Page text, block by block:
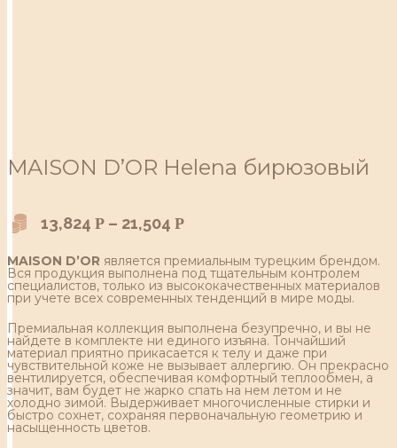
MAISON D’OR Helena бирюзовый
13,824 Р – 21,504 Р
MAISON D’OR является премиальным турецким брендом.
Вся продукция выполнена под тщательным контролем
специалистов, только из высококачественных материалов
при учете всех современных тенденций в мире моды.
Премиальная коллекция выполнена безупречно, и вы не
найдете в комплекте ни единого изъяна. Тончайший
материал приятно прикасается к телу и даже при
чувствительной коже не вызывает аллергию. Он прекрасно
вентилируется, обеспечивая комфортный теплообмен, а
значит, вам будет не жарко спать на нем летом и не
холодно зимой. Выдерживает многочисленные стирки и
быстро сохнет, сохраняя первоначальную геометрию и
насыщенность цветов.